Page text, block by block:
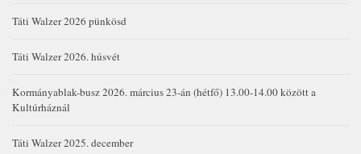
Táti Walzer 2026 pünkösd
Táti Walzer 2026. húsvét
Kormányablak-busz 2026. március 23-án (hétfő) 13.00-14.00 között a
Kultúrháznál
Táti Walzer 2025. december